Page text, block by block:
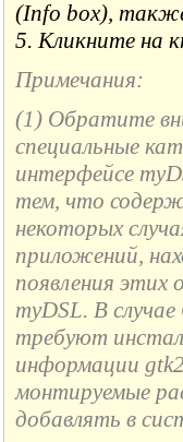
(Info box),
5. Кликните на
Примечания:
(1) Обратите
специальные
интерфейсе
тем, что
некоторых
приложений,
появления этих
myDSL. В
требуют
информации
монтируемые
добавлять в